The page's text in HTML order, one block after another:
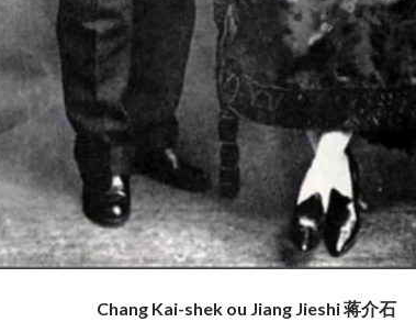
Chang Kai-shek ou Jiang Jieshi 蒋介石